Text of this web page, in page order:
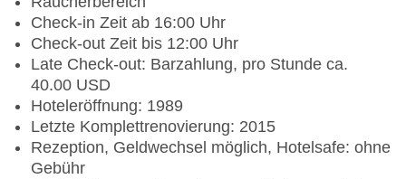
Check-in Zeit ab 16:00 Uhr
Check-out Zeit bis 12:00 Uhr
Late Check-out: Barzahlung, pro Stunde ca.
40.00 USD
Hoteleröffnung: 1989
Letzte Komplettrenovierung: 2015
Rezeption, Geldwechsel möglich, Hotelsafe: ohne
Gebühr